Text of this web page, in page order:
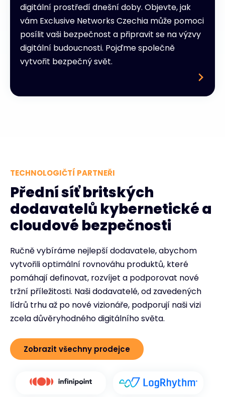
digitální prostředí dnešní doby. Objevte, jak
vám Exclusive Networks Czechia může pomoci
posílit vaši bezpečnost a připravit se na výzvy
digitální budoucnosti. Pojďme společně
vytvořit bezpečný svět.
TECHNOLOGIČTÍ PARTNEŘI
Přední síť britských
dodavatelů kybernetické a
cloudové bezpečnosti
Ručně vybíráme nejlepší dodavatele, abychom
vytvořili optimální rovnováhu produktů, které
pomáhají definovat, rozvíjet a podporovat nové
tržní příležitosti. Naši dodavatelé, od zavedených
lídrů trhu až po nové vizionáře, podporují naši vizi
zcela důvěryhodného digitálního světa.
Zobrazit všechny prodejce